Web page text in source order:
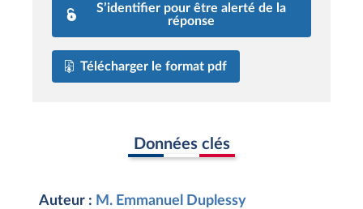
S’identifier pour être alerté de la
réponse
Télécharger le format pdf
Données clés
Auteur : M. Emmanuel Duplessy